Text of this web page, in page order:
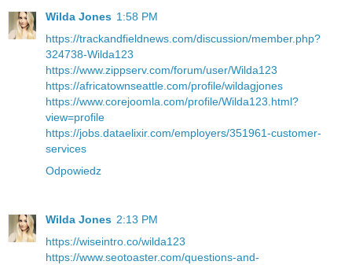
Wilda Jones 1:58 PM
https://trackandfieldnews.com/discussion/member.php?
324738-Wilda123
https://www.zippserv.com/forum/user/Wilda123
https://africatownseattle.com/profile/wildagjones
https://www.corejoomla.com/profile/Wilda123.html?
view=profile
https://jobs.dataelixir.com/employers/351961-customer-
services
Odpowiedz
Wilda Jones 2:13 PM
https://wiseintro.co/wilda123
https://www.seotoaster.com/questions-and-